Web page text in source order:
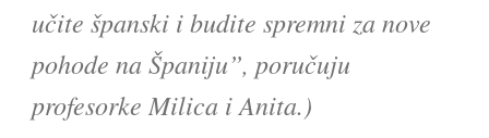
učite španski i budite spremni za nove
pohode na Španiju”, poručuju
profesorke Milica i Anita.)